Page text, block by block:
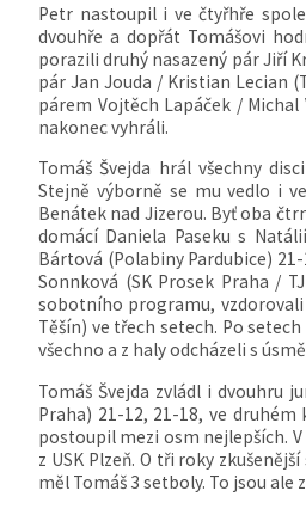
Petr nastoupil i ve čtyřhře
dvouhře a dopřát Tomášovi
porazili druhý nasazený pár Jiří
pár Jan Jouda / Kristian Lecian
párem Vojtěch Lapáček /
nakonec vyhráli.
Tomáš Švejda hrál všechny
Stejně výborně se mu vedlo i
Benátek nad Jizerou. Byť oba
domácí Daniela Paseku s
Bártová (Polabiny Pardubice)
Sonnková (SK Prosek Praha /
sobotního programu, vzdorovali
Těšín) ve třech setech. Po
všechno a z haly odcházeli s
Tomáš Švejda zvládl i dvouhru
Praha) 21-12, 21-18, ve
postoupil mezi osm nejlepších.
z USK Plzeň. O tři roky
měl Tomáš 3 setboly. To jsou ale